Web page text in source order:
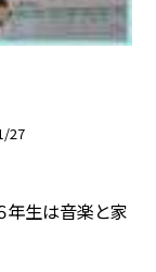
27
年生は音楽と家